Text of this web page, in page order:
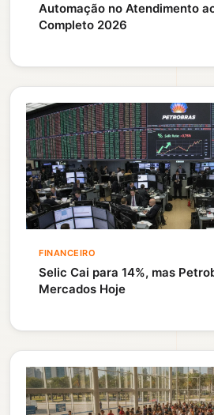
Automação no Atendimento
Completo 2026
FINANCEIRO
Selic Cai para 14%, mas
Mercados Hoje